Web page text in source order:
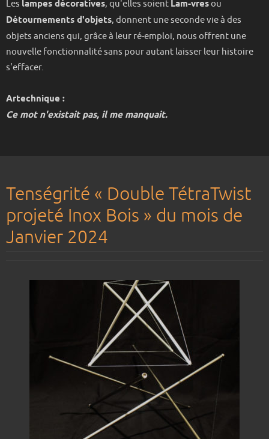
Les lampes décoratives, qu'elles soient Lam-vresou
Détournements d'objets, donnent une seconde vie à des
objets anciens qui, grâce à leur ré-emploi, nous offrent une
nouvelle fonctionnalité sans pour autant laisser leur histoire
s'effacer.
Artechnique :
Ce mot n'existait pas, il me manquait.
Tenségrité « Double TétraTwist
projeté Inox Bois » du mois de
Janvier 2024